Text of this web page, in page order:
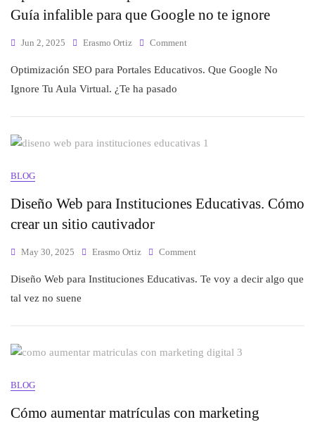
Guía infalible para que Google no te ignore
Jun 2, 2025 Erasmo Ortiz Comment
Optimización SEO para Portales Educativos. Que Google No
Ignore Tu Aula Virtual. ¿Te ha pasado
BLOG
Diseño Web para Instituciones Educativas. Cómo
crear un sitio cautivador
May 30, 2025 Erasmo Ortiz Comment
Diseño Web para Instituciones Educativas. Te voy a decir algo que
tal vez no suene
BLOG
Cómo aumentar matrículas con marketing